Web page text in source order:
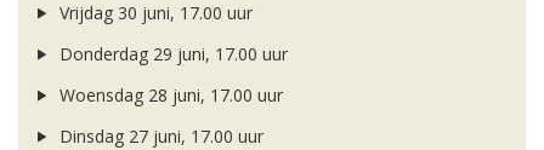
Vrijdag 30 juni, 17.00 uur
Donderdag 29 juni, 17.00 uur
Woensdag 28 juni, 17.00 uur
Dinsdag 27 juni, 17.00 uur